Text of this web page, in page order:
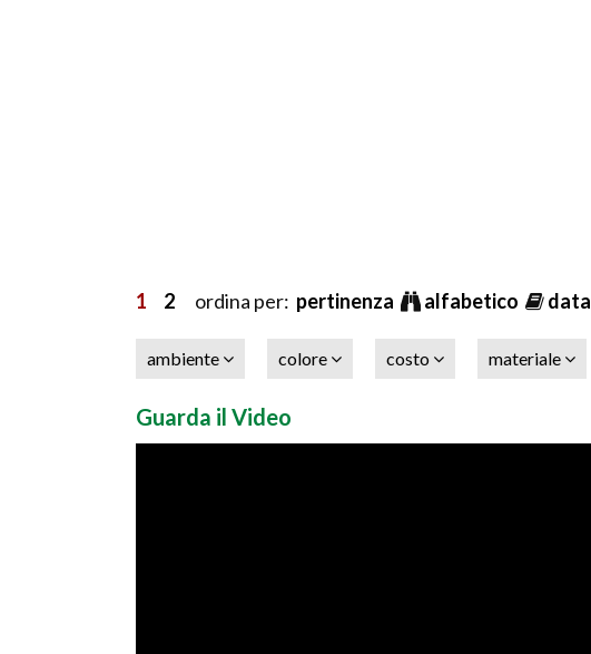
1 2 ordina per: pertinenza alfabetico data
ambiente colore costo materiale
Guarda il Video